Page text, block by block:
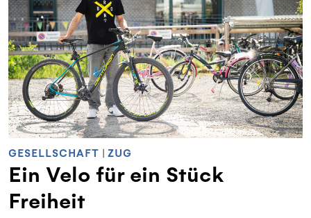
GESELLSCHAFT | ZUG
Ein Velo für ein Stück
Freiheit